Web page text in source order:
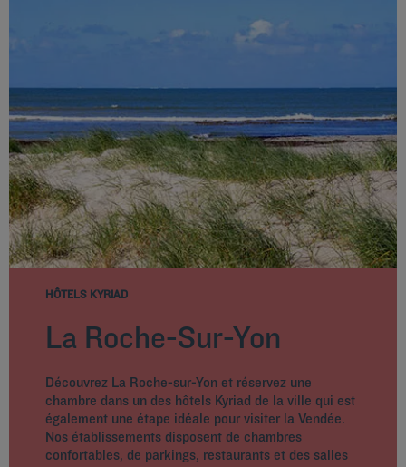
HÔTELS KYRIAD
La Roche-Sur-Yon
Découvrez La Roche-sur-Yon et réservez une
chambre dans un des hôtels Kyriad de la ville qui est
également une étape idéale pour visiter la Vendée.
Nos établissements disposent de chambres
confortables, de parkings, restaurants et des salles